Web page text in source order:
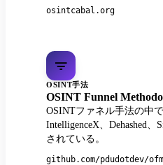
osintcabal.org
OSINT手法
OSINT Funnel
OSINTファネル手法の中で
IntelligenceX、Dehashed、
されている。
github.com/pdudotdev/ofm